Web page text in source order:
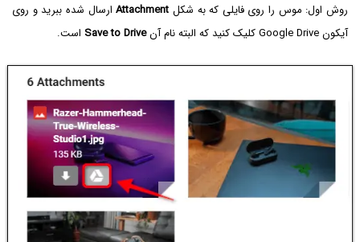
روش اول: موس را روی فایلی که به شکل Attachmentارسال شده ببرید و روی
آیکون Google Drive کلیک کنید که البته نام آن
Save to Drive است.